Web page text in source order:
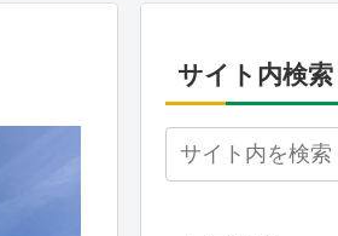
サイト内検索